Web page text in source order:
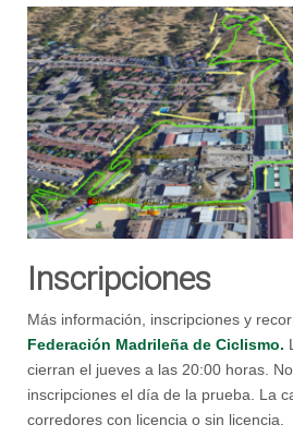
Inscripciones
Más información, inscripciones y
Federación Madrileña de Ciclismo.
cierran el jueves a las 20:00 horas.
inscripciones el día de la prueba. La
corredores con licencia o sin licencia.